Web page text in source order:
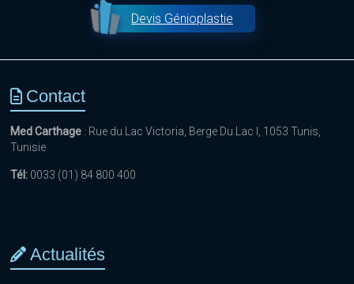
Devis Génioplastie
Contact
Med Carthage : Rue du Lac Victoria, Berge Du Lac I, 1053 Tunis,
Tunisie
Tél: 0033 (01) 84 800 400
Actualités